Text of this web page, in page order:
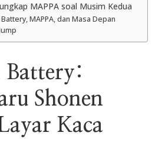
MAPPA soal Musim Kedua
MAPPA, dan Masa Depan
Shonen
Kaca